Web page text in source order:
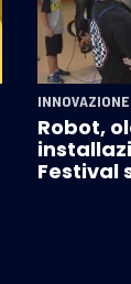
INNOVAZIONE
Robot,
Festival